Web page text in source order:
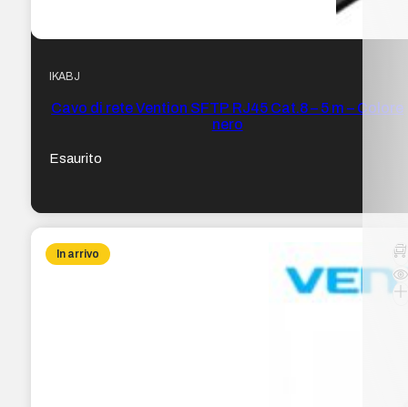
IKABJ
Cavo di rete Vention SFTP RJ45 Cat.8 – 5 m – Colore
nero
Esaurito
In arrivo